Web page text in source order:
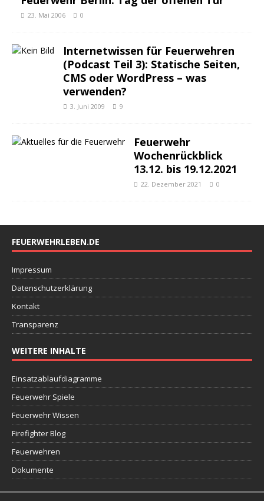
23. Mai 2006 0
Internetwissen für Feuerwehren
(Podcast Teil 3): Statische Seiten,
CMS oder WordPress – was
verwenden?
3. Juni 2009 9
Feuerwehr
Wochenrückblick
13.12. bis 19.12.2021
22. Dezember 2021 0
FEUERWEHRLEBEN.DE
Impressum
Datenschutzerklärung
Kontakt
Transparenz
WEITERE INHALTE
Einsatzablaufdiagramme
Feuerwehr Spiele
Feuerwehr Wissen
Firefighter Blog
Feuerwehren
Dokumente